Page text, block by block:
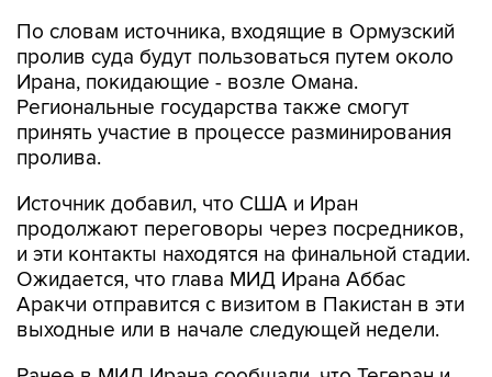
По словам источника, входящие в Ормузский
пролив суда будут пользоваться путем около
Ирана, покидающие - возле Омана.
Региональные государства также смогут
принять участие в процессе разминирования
пролива.
Источник добавил, что США и Иран
продолжают переговоры через посредников,
и эти контакты находятся на финальной стадии.
Ожидается, что глава МИД Ирана Аббас
Аракчи отправится с визитом в Пакистан в эти
выходные или в начале следующей недели.